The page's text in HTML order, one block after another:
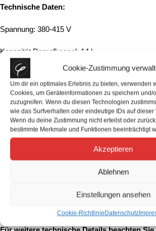
Cookie-Zustimmung
Um dir ein optimales Erlebnis zu bieten, verwenden
Cookies, um Geräteinformationen zu speichern und/
zuzugreifen. Wenn du diesen Technologien
wie das Surfverhalten oder eindeutige IDs auf
Wenn du deine Zustimmung nicht erteilst oder
bestimmte Merkmale und Funktionen beeinträchtigt
Akzeptieren
Ablehnen
Einstellungen ansehen
Cookie-RichtlinieDatenschutz
Technische Daten:
Spannung: 380-415 V
Kapazität Dampfkessel: 14 l
Gewicht: 69 kg
Farben: Schwarz, Weiß/Schwarz, Weiß/
Maße (B x T x H): 950 mm x 528 mm x 537
Auf Wunsch erhältlich:
Kalte Dampflanze / Cool Touch